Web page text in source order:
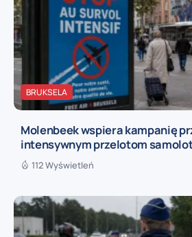
BRUKSELA
Molenbeek wspiera kampanię
intensywnym przelotom
112 Wyświetleń